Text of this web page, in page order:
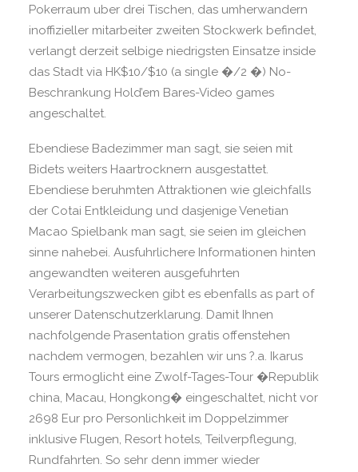
Pokerraum uber drei Tischen, das umherwandern
inoffizieller mitarbeiter zweiten Stockwerk befindet,
verlangt derzeit selbige niedrigsten Einsatze inside
das Stadt via HK$10/$10 (a single �/2 �) No-
Beschrankung Hold’em Bares-Video games
angeschaltet.
Ebendiese Badezimmer man sagt, sie seien mit
Bidets weiters Haartrocknern ausgestattet.
Ebendiese beruhmten Attraktionen wie gleichfalls
der Cotai Entkleidung und dasjenige Venetian
Macao Spielbank man sagt, sie seien im gleichen
sinne nahebei. Ausfuhrlichere Informationen hinten
angewandten weiteren ausgefuhrten
Verarbeitungszwecken gibt es ebenfalls as part of
unserer Datenschutzerklarung. Damit Ihnen
nachfolgende Prasentation gratis offenstehen
nachdem vermogen, bezahlen wir uns ?.a. Ikarus
Tours ermoglicht eine Zwolf-Tages-Tour �Republik
china, Macau, Hongkong� eingeschaltet, nicht vor
2698 Eur pro Personlichkeit im Doppelzimmer
inklusive Flugen, Resort hotels, Teilverpflegung,
Rundfahrten. So sehr denn immer wieder